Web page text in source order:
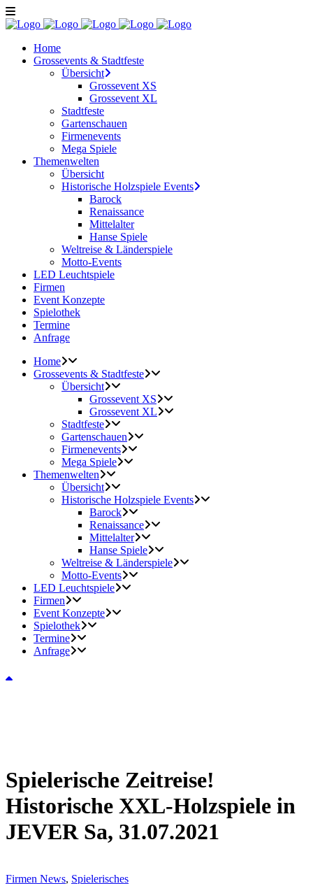
Home
Grossevents & Stadtfeste
Übersicht
Grossevent XS
Grossevent XL
Stadtfeste
Gartenschauen
Firmenevents
Mega Spiele
Themenwelten
Übersicht
Historische Holzspiele Events
Barock
Renaissance
Mittelalter
Hanse Spiele
Weltreise & Länderspiele
Motto-Events
LED Leuchtspiele
Firmen
Event Konzepte
Spielothek
Termine
Anfrage
Home
Grossevents & Stadtfeste
Übersicht
Grossevent XS
Grossevent XL
Stadtfeste
Gartenschauen
Firmenevents
Mega Spiele
Themenwelten
Übersicht
Historische Holzspiele Events
Barock
Renaissance
Mittelalter
Hanse Spiele
Weltreise & Länderspiele
Motto-Events
LED Leuchtspiele
Firmen
Event Konzepte
Spielothek
Termine
Anfrage
Spielerische Zeitreise!
Historische XXL-Holzspiele in
JEVER Sa, 31.07.2021
Firmen News, Spielerisches